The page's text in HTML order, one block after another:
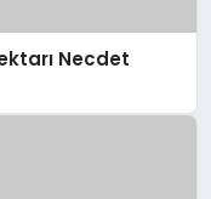
Necdet